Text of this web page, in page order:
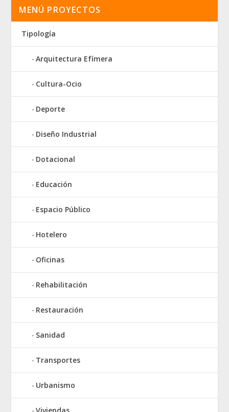
MENÚ PROYECTOS
Tipología
Arquitectura Efímera
Cultura-Ocio
Deporte
Diseño Industrial
Dotacional
Educación
Espacio Público
Hotelero
Oficinas
Rehabilitación
Restauración
Sanidad
Transportes
Urbanismo